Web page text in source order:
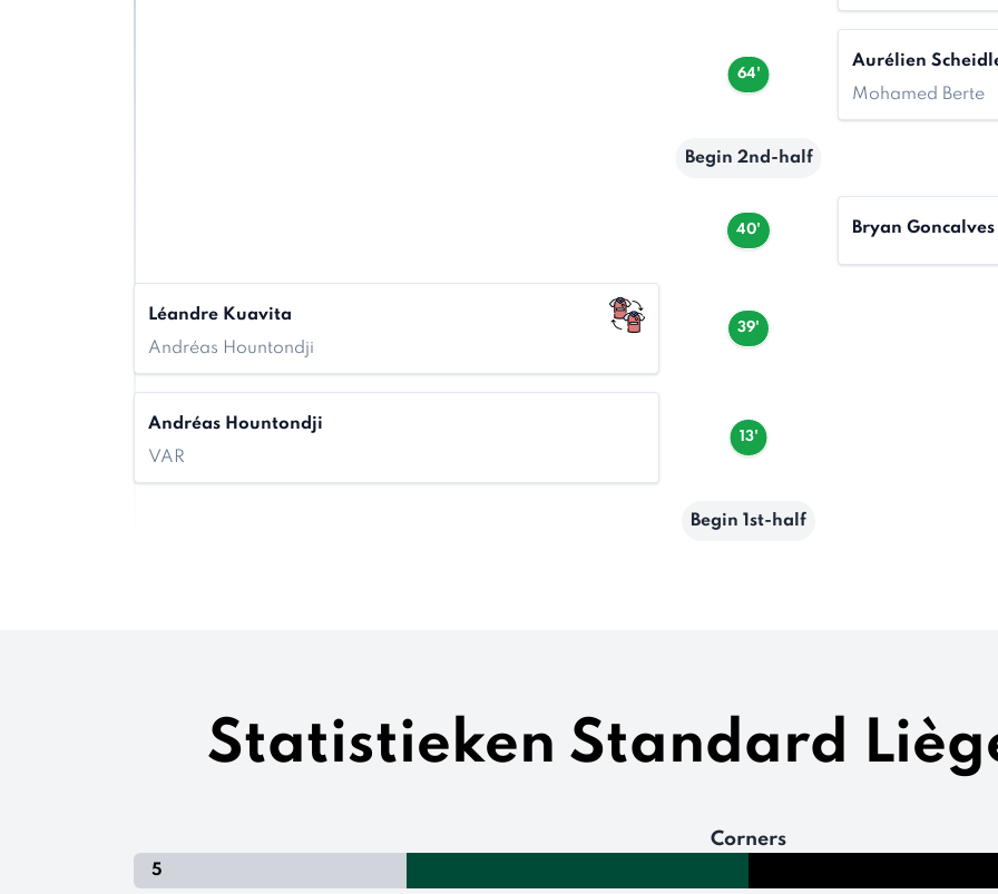
64'
Aurélien
Mohamed Berte
Begin 2nd-half
40' Bryan Goncalves
39'
Léandre Kuavita
Andréas Hountondji
13'
Andréas Hountondji
VAR
Begin 1st-half
Statistieken Standard
Corners
5